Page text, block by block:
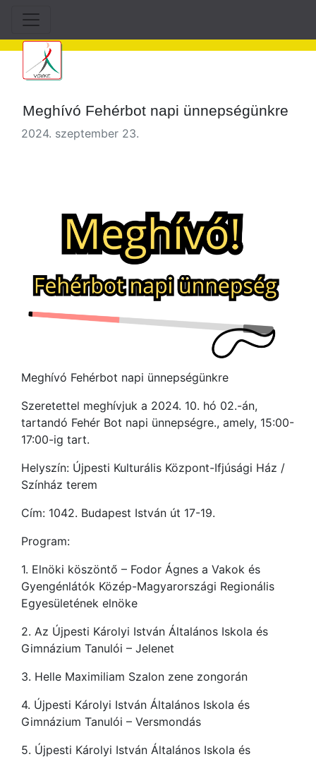
Meghívó Fehérbot napi ünnepségünkre
2024. szeptember 23.
Meghívó Fehérbot napi ünnepségünkre
Szeretettel meghívjuk a 2024. 10. hó 02.-án,
tartandó Fehér Bot napi ünnepségre., amely, 15:00-
17:00-ig tart.
Helyszín: Újpesti Kulturális Központ-Ifjúsági Ház /
Színház terem
Cím: 1042. Budapest István út 17-19.
Program:
1. Elnöki köszöntő – Fodor Ágnes a Vakok és
Gyengénlátók Közép-Magyarországi Regionális
Egyesületének elnöke
2. Az Újpesti Károlyi István Általános Iskola és
Gimnázium Tanulói – Jelenet
3. Helle Maximiliam Szalon zene zongorán
4. Újpesti Károlyi István Általános Iskola és
Gimnázium Tanulói – Versmondás
5. Újpesti Károlyi István Általános Iskola és